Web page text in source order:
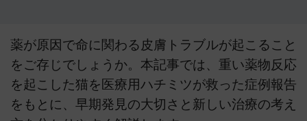
薬が原因で命に関わる皮膚トラブルが起こること
をご存じでしょうか。本記事では、重い薬物反応
を起こした猫を医療用ハチミツが救った症例報告
をもとに、早期発見の大切さと新しい治療の考え